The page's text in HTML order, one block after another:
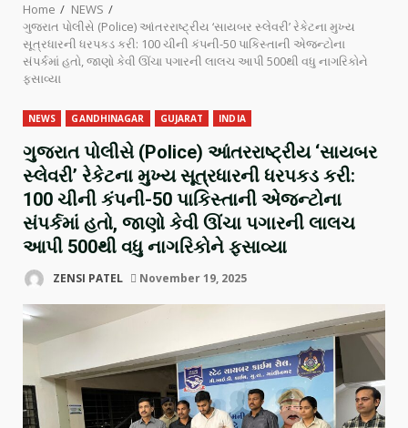
Home
NEWS
ગુજરાત પોલીસે (Police) આંતરરાષ્ટ્રીય ‘સાયબર સ્લેવરી’ રેકેટના મુખ્ય
સૂત્રધારની ધરપકડ કરી: 100 ચીની કંપની-50 પાકિસ્તાની એજન્ટોના
સંપર્કમાં હતો, જાણો કેવી ઊંચા પગારની લાલચ આપી 500થી વધુ નાગરિકોને
ફસાવ્યા
NEWS GANDHINAGAR GUJARAT INDIA
ગુજરાત પોલીસે (Police) આંતરરાષ્ટ્રીય ‘સાયબર
સ્લેવરી’ રેકેટના મુખ્ય સૂત્રધારની ધરપકડ કરી:
100 ચીની કંપની-50 પાકિસ્તાની એજન્ટોના
સંપર્કમાં હતો, જાણો કેવી ઊંચા પગારની લાલચ
આપી 500થી વધુ નાગરિકોને ફસાવ્યા
ZENSI PATEL November 19, 2025